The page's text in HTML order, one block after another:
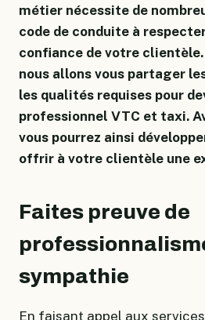
métier nécessite de
code de conduite à
confiance de votre
nous allons vous partager
les qualités requises pour
professionnel VTC et taxi.
vous pourrez ainsi
offrir à votre clientèle une
Faites preuve de
sympathie
En faisant appel aux